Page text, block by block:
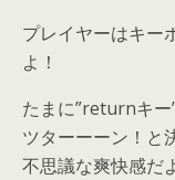
プレイヤーはキー
よ！
たまに”returnキー
ツターーーン！と
不思議な爽快感だ